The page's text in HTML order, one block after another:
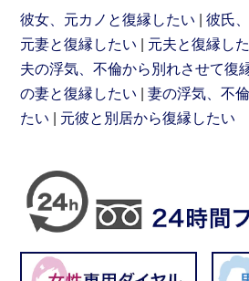
彼女、元カノと復縁したい
彼氏
元妻と復縁したい
元夫と復縁し
夫の浮気、不倫から別れさせて復
の妻と復縁したい
妻の浮気、不
たい
元彼と別居から復縁したい